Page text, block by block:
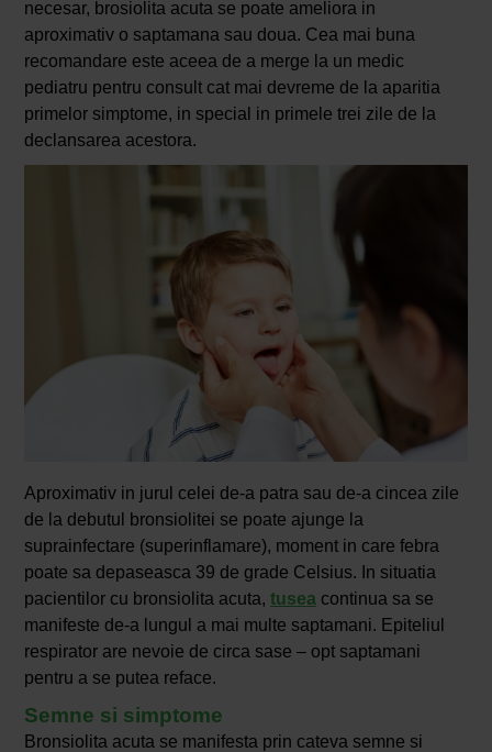
necesar, brosiolita acuta se poate ameliora in
aproximativ o saptamana sau doua. Cea mai buna
recomandare este aceea de a merge la un medic
pediatru pentru consult cat mai devreme de la aparitia
primelor simptome, in special in primele trei zile de la
declansarea acestora.
Aproximativ in jurul celei de-a patra sau de-a cincea zile
de la debutul bronsiolitei se poate ajunge la
suprainfectare (superinflamare), moment in care febra
poate sa depaseasca 39 de grade Celsius. In situatia
pacientilor cu bronsiolita acuta, tusea continua sa se
manifeste de-a lungul a mai multe saptamani. Epiteliul
respirator are nevoie de circa sase – opt saptamani
pentru a se putea reface.
Semne si simptome
Bronsiolita acuta se manifesta prin cateva semne si